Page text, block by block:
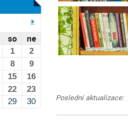
Poslední aktualizace:
so ne
1
2
8
9
15
16
22
23
29
30